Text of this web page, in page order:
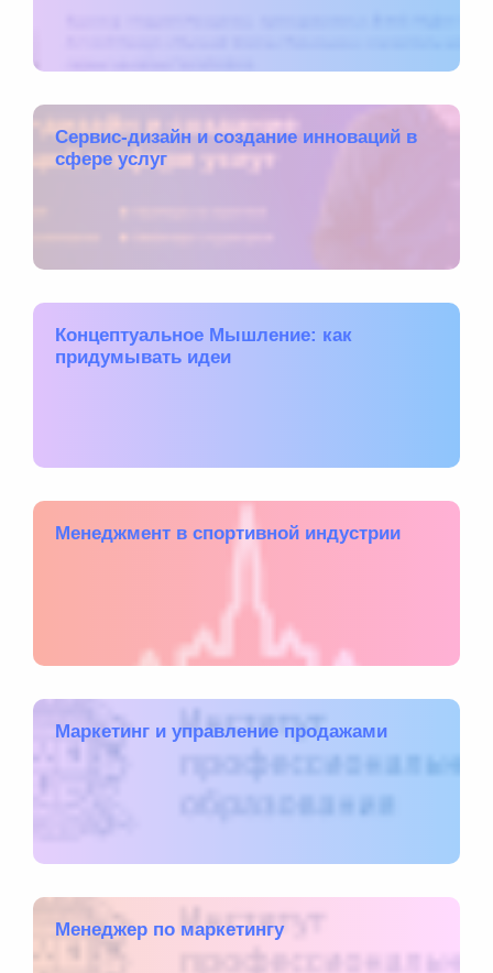
Сервис-дизайн и создание инноваций в
сфере услуг
Концептуальное Мышление: как
придумывать идеи
Менеджмент в спортивной индустрии
Маркетинг и управление продажами
Менеджер по маркетингу